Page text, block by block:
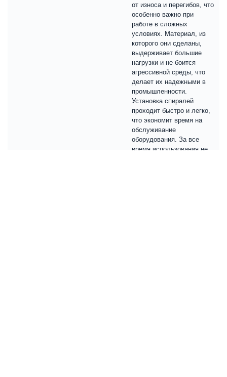
от износа и перегибов, что
особенно важно при
работе в сложных
условиях. Материал, из
которого они сделаны,
выдерживает большие
нагрузки и не боится
агрессивной среды, что
делает их надежными в
промышленности.
Установка спиралей
проходит быстро и легко,
что экономит время на
обслуживание
оборудования. За все
время использования не